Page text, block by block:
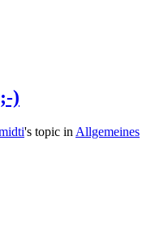
)
's topic in Allgemeines